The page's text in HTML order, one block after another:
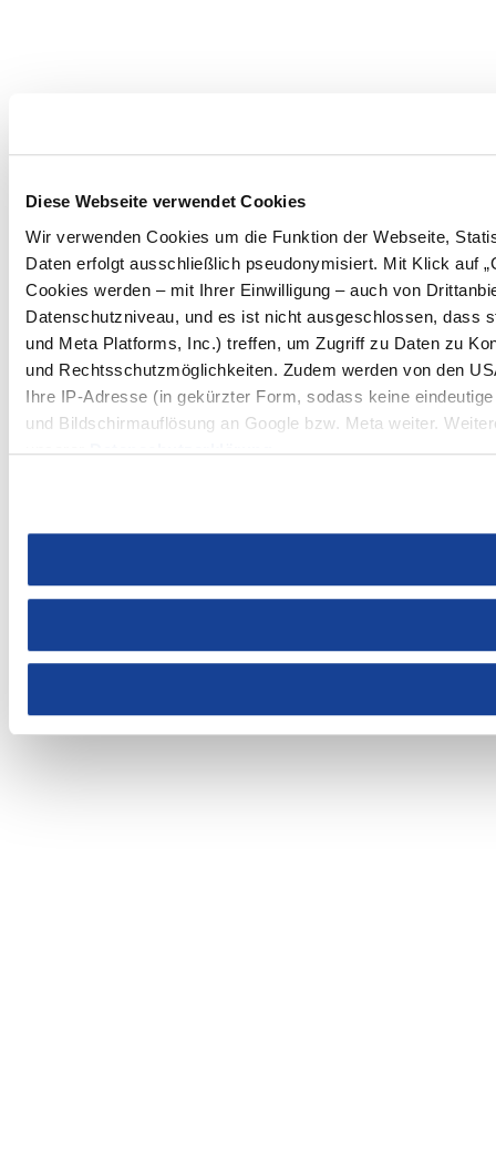
Diese Webseite verwendet Cookies
Wir verwenden Cookies um die Funktion der Webseite,
Daten erfolgt ausschließlich pseudonymisiert. Mit Klick auf
Cookies werden – mit Ihrer Einwilligung – auch von
Datenschutzniveau, und es ist nicht ausgeschlossen, dass
und Meta Platforms, Inc.) treffen, um Zugriff zu Daten zu
und Rechtsschutzmöglichkeiten. Zudem werden von den
Ihre IP-Adresse (in gekürzter Form, sodass keine
und Bildschirmauflösung an Google bzw. Meta weiter.
unsererDatenschutzerklärung.